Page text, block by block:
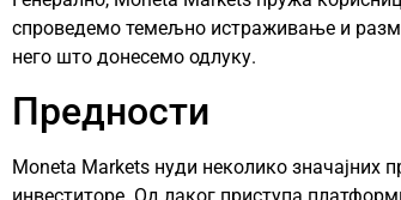
спроведемо темељно истраживање и
него што донесемо одлуку.
Предности
Moneta Markets нуди неколико значајних